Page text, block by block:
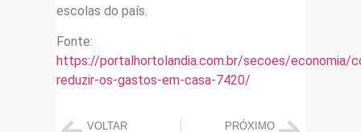
escolas do país.
Fonte:
https://portalhortolandia.com.br/secoes/economia/
reduzir-os-gastos-em-casa-7420/
VOLTAR PRÓXIMO